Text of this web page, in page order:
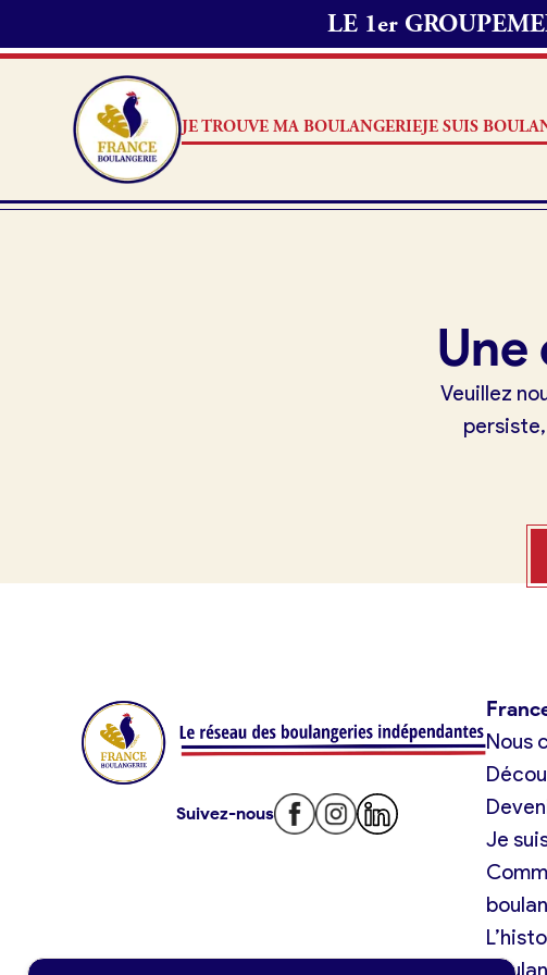
LE 1er
JE TROUVE MA BOULANGERIEJE SUIS
Je trouve ma boulangerie
Offres d’emploi
Je suis fournisseur
Je découvre France Boulangerie
Pourquoi adhérer à France
Je référence ma boulangerie
Je crée mon compte Connexion
Veuillez
Suivez-nous
Nous
Je